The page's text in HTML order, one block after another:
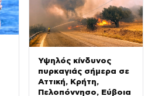
Υψηλός κίνδυνος
πυρκαγιάς σήμερα σε
Αττική, Κρήτη,
Πελοπόννησο, Εύβοια